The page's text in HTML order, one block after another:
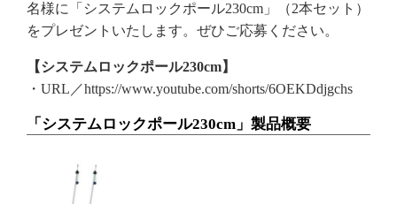
名様に「システムロックポール230cm」（2本セット）
をプレゼントいたします。ぜひご応募ください。
【システムロックポール230cm】
・URL／https://www.youtube.com/shorts/6OEKDdjgchs
「システムロックポール230cm」製品概要